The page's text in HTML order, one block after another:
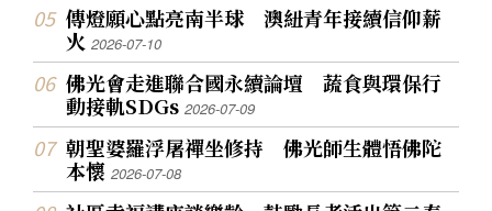
傳燈願心點亮南半球 澳紐青年接續信仰薪
火2026-07-10
佛光會走進聯合國永續論壇 蔬食與環保行
動接軌SDGs2026-07-09
朝聖婆羅浮屠禪坐修持 佛光師生體悟佛陀
本懷2026-07-08